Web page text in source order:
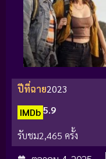
ปีที่ฉาย2023
IMDb5.9
รับชม2,465 ครั้ง